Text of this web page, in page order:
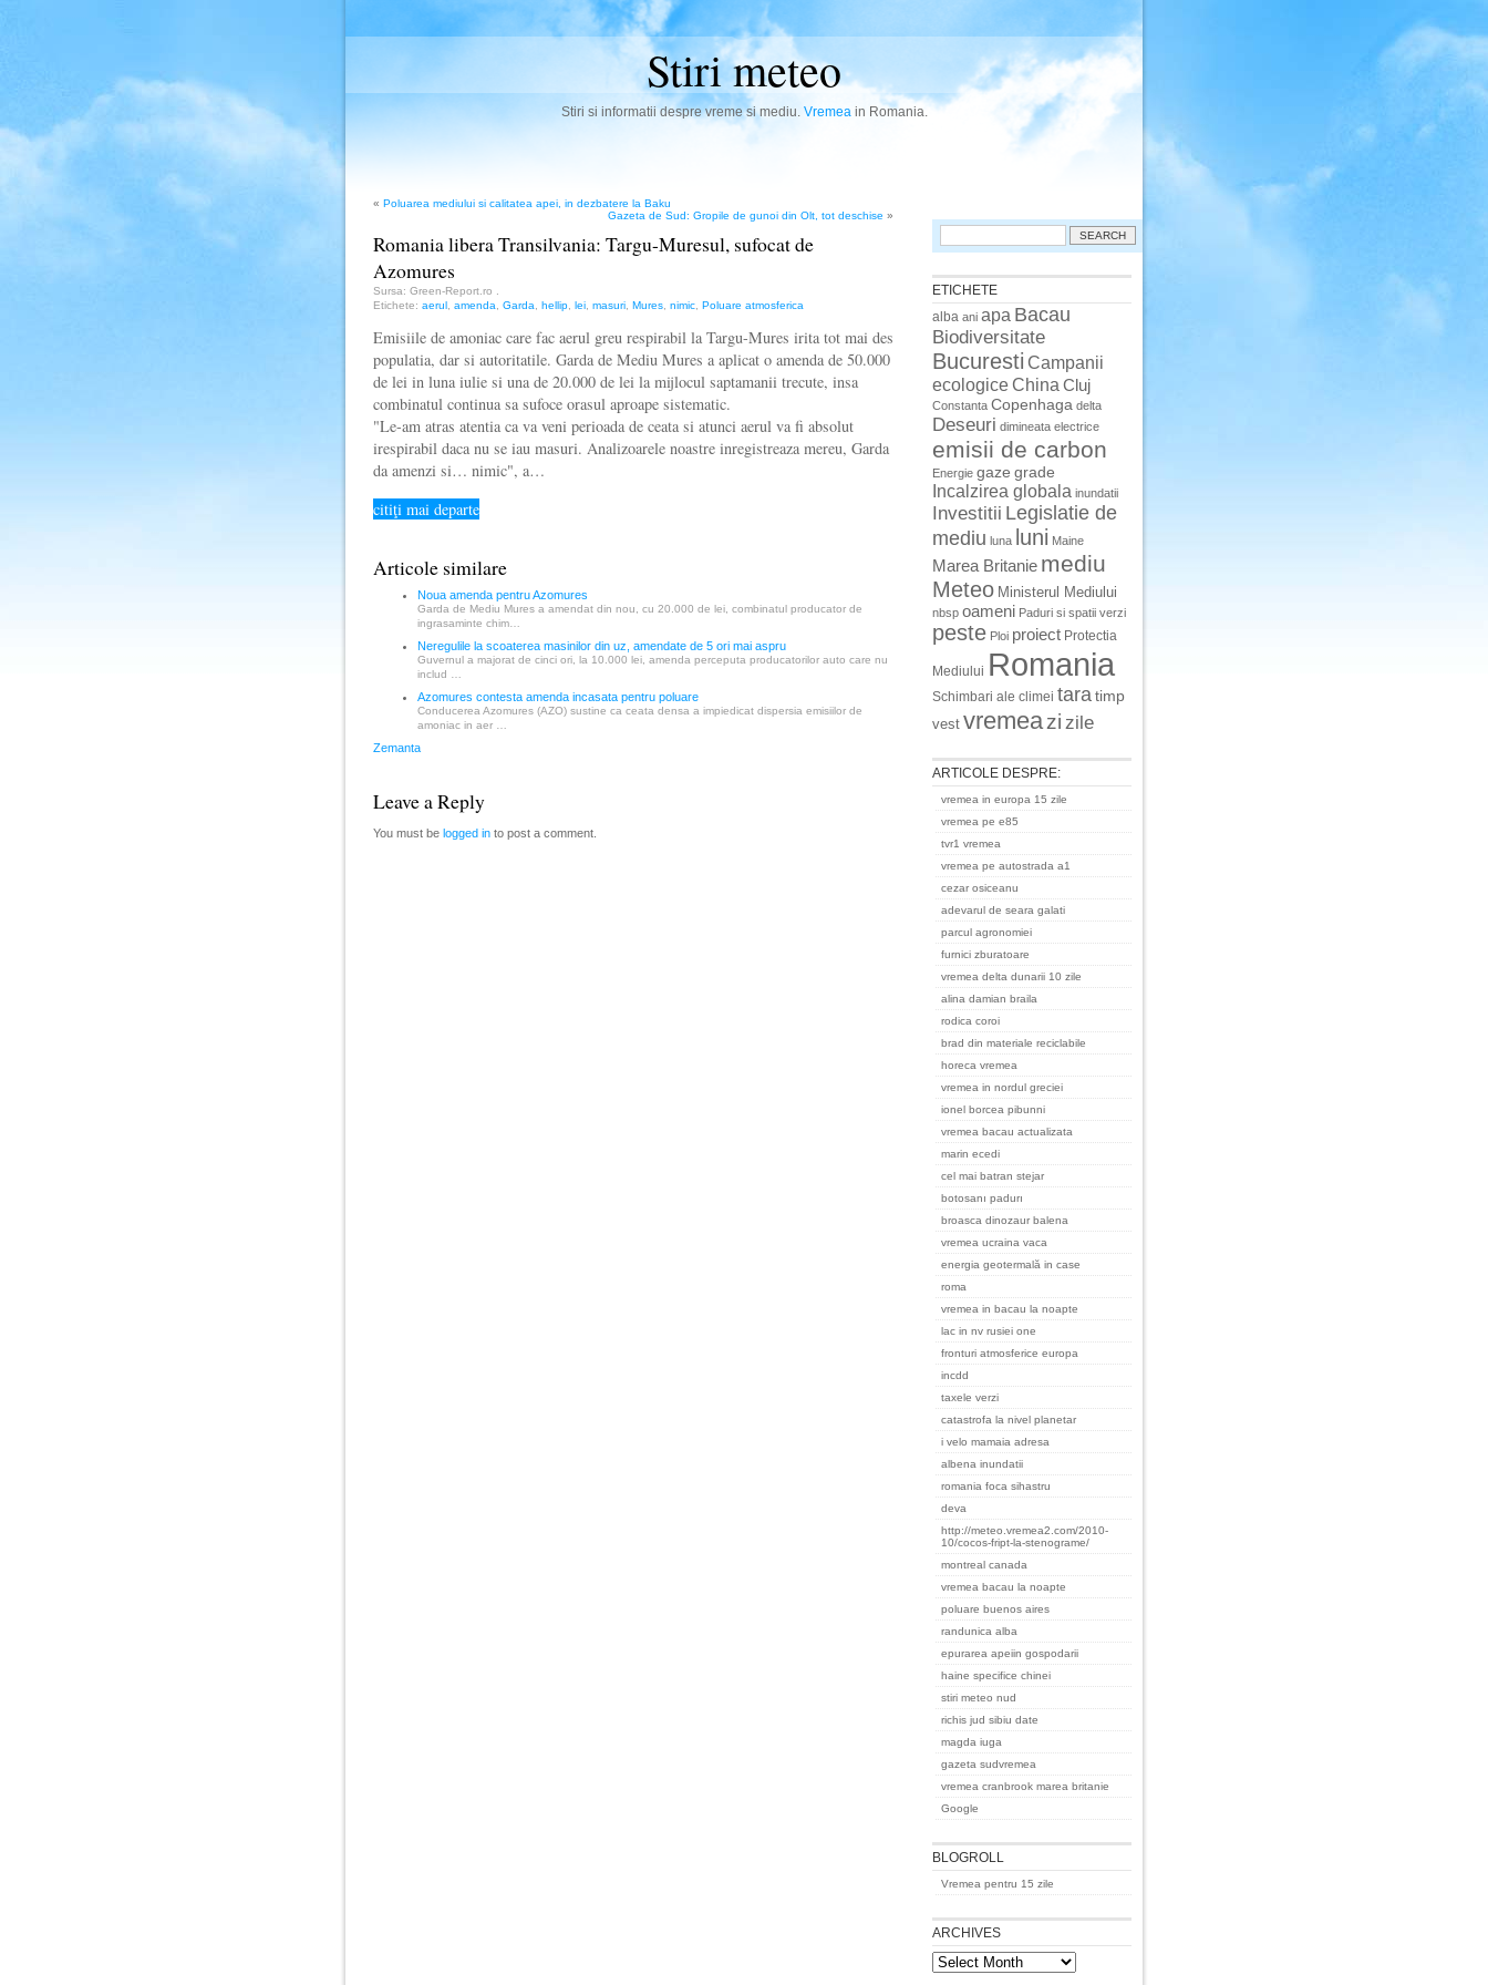
Stiri meteo
Stiri si informatii despre vreme si mediu. Vremeain Romania.
« Poluarea mediului si calitatea apei, in dezbatere la Baku
Gazeta de Sud: Gropile de gunoi din Olt, tot deschise »
Romania libera Transilvania: Targu-Muresul, sufocat de
Azomures
Sursa: Green-Report.ro
Etichete: aerul amenda Garda hellip lei masuri Mures nimic Poluare atmosferica
Emisiile de amoniac care fac aerul greu respirabil la Targu-Mures irita tot mai des
populatia, dar si autoritatile. Garda de Mediu Mures a aplicat o amenda de 50.000
de lei in luna iulie si una de 20.000 de lei la mijlocul saptamanii trecute, insa
combinatul continua sa sufoce orasul aproape sistematic.
"Le-am atras atentia ca va veni perioada de ceata si atunci aerul va fi absolut
irespirabil daca nu se iau masuri. Analizoarele noastre inregistreaza mereu, Garda
da amenzi si… nimic", a…
citiţi mai departe
Articole similare
Noua amenda pentru Azomures
Garda de Mediu Mures a amendat din nou, cu 20.000 de lei, combinatul producator de
ingrasaminte chim…
Neregulile la scoaterea masinilor din uz, amendate de 5 ori mai aspru
Guvernul a majorat de cinci ori, la 10.000 lei, amenda perceputa producatorilor auto care nu
includ …
Azomures contesta amenda incasata pentru poluare
Conducerea Azomures (AZO) sustine ca ceata densa a impiedicat dispersia emisiilor de
amoniac in aer …
Zemanta
Leave a Reply
You must be logged in to post a comment.
Search
ETICHETE
alba ani apa Bacau
Biodiversitate
Bucuresti Campanii
ecologiceChina Cluj
Constanta Copenhaga delta
Deseuri dimineata electrice
emisii de carbon
Energie gaze grade
Incalzirea globala inundatii
Investitii Legislatie de
mediu luna luni Maine
Marea Britanie mediu
Meteo Ministerul Mediului
nbsp oameni Paduri si spatii verzi
peste Ploi proiect Protectia
Mediului Romania
Schimbari ale climei taratimp
vest vremeazi zile
ARTICOLE DESPRE:
vremea in europa 15 zile
vremea pe e85
tvr1 vremea
vremea pe autostrada a1
cezar osiceanu
adevarul de seara galati
parcul agronomiei
furnici zburatoare
vremea delta dunarii 10 zile
alina damian braila
rodica coroi
brad din materiale reciclabile
horeca vremea
vremea in nordul greciei
ionel borcea pibunni
vremea bacau actualizata
marin ecedi
cel mai batran stejar
botosanı padurı
broasca dinozaur balena
vremea ucraina vaca
energia geotermală in case
roma
vremea in bacau la noapte
lac in nv rusiei one
fronturi atmosferice europa
incdd
taxele verzi
catastrofa la nivel planetar
i velo mamaia adresa
albena inundatii
romania foca sihastru
deva
http://meteo.vremea2.com/2010-
10/cocos-fript-la-stenograme/
montreal canada
vremea bacau la noapte
poluare buenos aires
randunica alba
epurarea apeiin gospodarii
haine specifice chinei
stiri meteo nud
richis jud sibiu date
magda iuga
gazeta sudvremea
vremea cranbrook marea britanie
Google
BLOGROLL
Vremea pentru 15 zile
ARCHIVES
Archives